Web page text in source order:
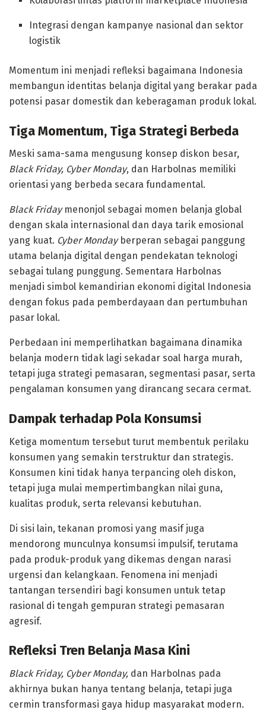
Integrasi dengan kampanye nasional dan sektor
logistik
Momentum ini menjadi refleksi bagaimana Indonesia
membangun identitas belanja digital yang berakar pada
potensi pasar domestik dan keberagaman produk lokal.
Tiga Momentum, Tiga Strategi Berbeda
Meski sama-sama mengusung konsep diskon besar,
Black Friday, Cyber Monday, dan Harbolnas memiliki
orientasi yang berbeda secara fundamental.
Black Fridaymenonjol sebagai momen belanja global
dengan skala internasional dan daya tarik emosional
yang kuat. Cyber Mondayberperan sebagai panggung
utama belanja digital dengan pendekatan teknologi
sebagai tulang punggung. Sementara Harbolnas
menjadi simbol kemandirian ekonomi digital Indonesia
dengan fokus pada pemberdayaan dan pertumbuhan
pasar lokal.
Perbedaan ini memperlihatkan bagaimana dinamika
belanja modern tidak lagi sekadar soal harga murah,
tetapi juga strategi pemasaran, segmentasi pasar, serta
pengalaman konsumen yang dirancang secara cermat.
Dampak terhadap Pola Konsumsi
Ketiga momentum tersebut turut membentuk perilaku
konsumen yang semakin terstruktur dan strategis.
Konsumen kini tidak hanya terpancing oleh diskon,
tetapi juga mulai mempertimbangkan nilai guna,
kualitas produk, serta relevansi kebutuhan.
Di sisi lain, tekanan promosi yang masif juga
mendorong munculnya konsumsi impulsif, terutama
pada produk-produk yang dikemas dengan narasi
urgensi dan kelangkaan. Fenomena ini menjadi
tantangan tersendiri bagi konsumen untuk tetap
rasional di tengah gempuran strategi pemasaran
agresif.
Refleksi Tren Belanja Masa Kini
Black Friday, Cyber Monday, dan Harbolnas pada
akhirnya bukan hanya tentang belanja, tetapi juga
cermin transformasi gaya hidup masyarakat modern.